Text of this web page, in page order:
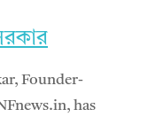
Founder-
has